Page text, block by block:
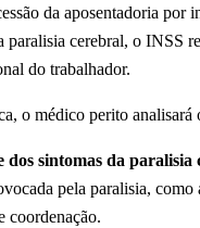
da aposentadoria
paralisia cerebral, o INSS
do trabalhador.
o médico perito analisará
dos sintomas da paralisia
pela paralisia,
coordenação.